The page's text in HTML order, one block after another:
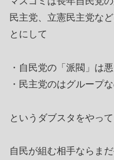
民主党、立憲民主党な
とにして
・自民党の「派閥」は
・民主党のはグループ
というダブスタをやっ
自民が組む相手ならま